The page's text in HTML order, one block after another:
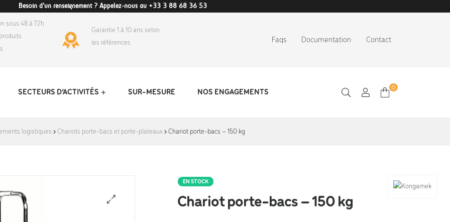
Besoin d'un renseignement ? Appelez-nous au +33 3 88 68 36 53
sous 48 à 72h
Garantie 1 à 10 ans selon
les références
Faqs Documentation Contact
SECTEURS D’ACTIVITÉS SUR-MESURE NOS ENGAGEMENTS
0
logistiques Chariots porte-bacs et porte-plateaux Chariot porte-bacs – 150 kg
EN STOCK
Chariot porte-bacs – 150 kg